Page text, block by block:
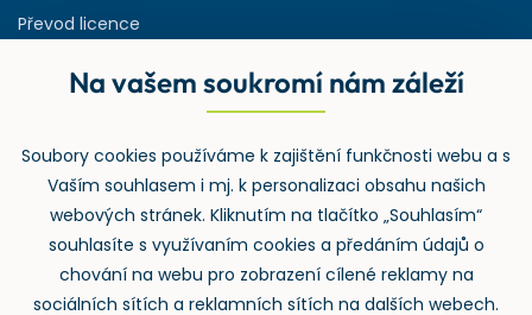
Převod licence
Rejstřík používaných zkratek v odpadech
Zpětný odběr
Na vašem soukromí nám záleží
Soubory cookies používáme k zajištění funkčnosti webu a s
Vaším souhlasem i mj. k personalizaci obsahu našich
webových stránek. Kliknutím na tlačítko „Souhlasím“
souhlasíte s využívaním cookies a předáním údajů o
chování na webu pro zobrazení cílené reklamy na
sociálních sítích a reklamních sítích na dalších webech.